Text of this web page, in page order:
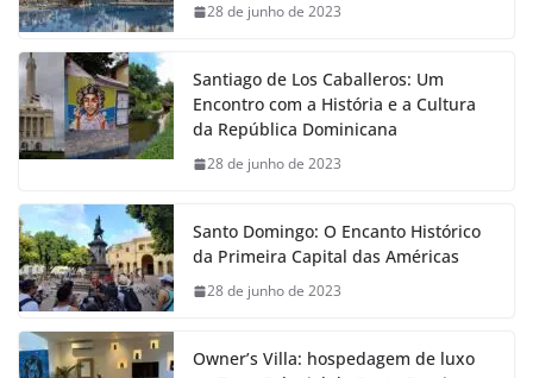
28 de junho de 2023
Santiago de Los Caballeros: Um
Encontro com a História e a Cultura
da República Dominicana
28 de junho de 2023
Santo Domingo: O Encanto Histórico
da Primeira Capital das Américas
28 de junho de 2023
Owner’s Villa: hospedagem de luxo